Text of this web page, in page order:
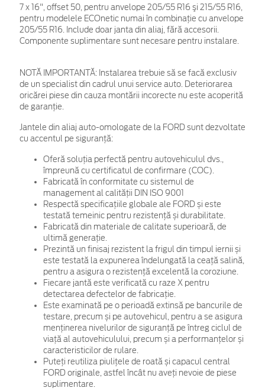
7 x 16", offset 50, pentru anvelope 205/55 R16 şi 215/55 R16,
pentru modelele ECOnetic numai în combinaţie cu anvelope
205/55 R16. Include doar janta din aliaj, fără accesorii.
Componente suplimentare sunt necesare pentru instalare.
NOTĂ IMPORTANTĂ: Instalarea trebuie să se facă exclusiv
de un specialist din cadrul unui service auto. Deteriorarea
oricărei piese din cauza montării incorecte nu este acoperită
de garanţie.
Jantele din aliaj auto-omologate de la FORD sunt dezvoltate
cu accentul pe siguranță:
Oferă soluția perfectă pentru autovehiculul dvs.,
împreună cu certificatul de confirmare (COC).
Fabricată în conformitate cu sistemul de
management al calității DIN ISO 9001
Respectă specificațiile globale ale FORD și este
testată temeinic pentru rezistență și durabilitate.
Fabricată din materiale de calitate superioară, de
ultimă generație.
Prezintă un finisaj rezistent la frigul din timpul iernii și
este testată la expunerea îndelungată la ceață salină,
pentru a asigura o rezistență excelentă la coroziune.
Fiecare jantă este verificată cu raze X pentru
detectarea defectelor de fabricație.
Este examinată pe o perioadă extinsă pe bancurile de
testare, precum și pe autovehicul, pentru a se asigura
menținerea nivelurilor de siguranță pe întreg ciclul de
viață al autovehiculului, precum și a performanțelor și
caracteristicilor de rulare.
Puteți reutiliza piulițele de roată și capacul central
FORD originale, astfel încât nu aveți nevoie de piese
suplimentare.